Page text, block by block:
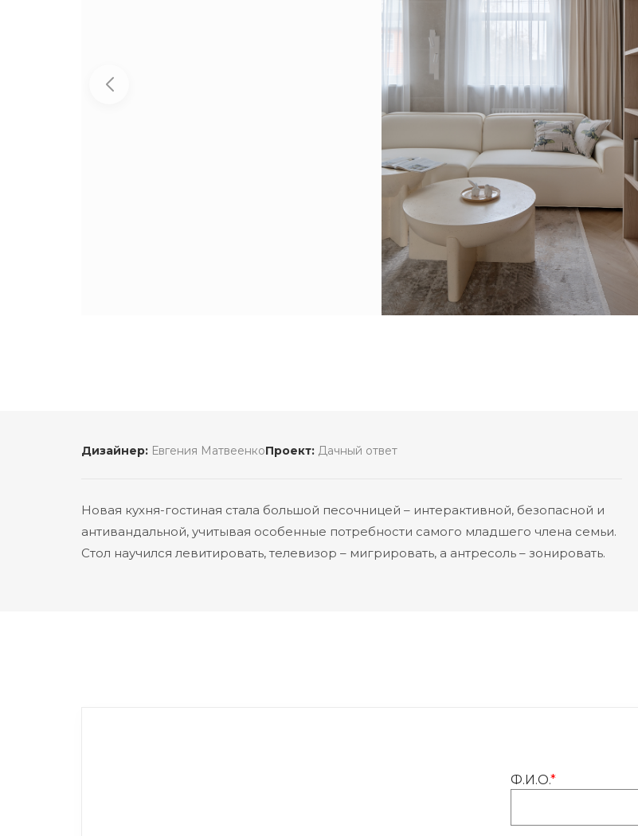
Дизайнер: Евгения МатвеенкоПроект: Дачный ответ
Новая кухня-гостиная стала большой песочницей – интерактивной, безопасной и
антивандальной, учитывая особенные потребности самого младшего члена семьи.
Стол научился левитировать, телевизор – мигрировать, а антресоль – зонировать.
Ф.И.О.*